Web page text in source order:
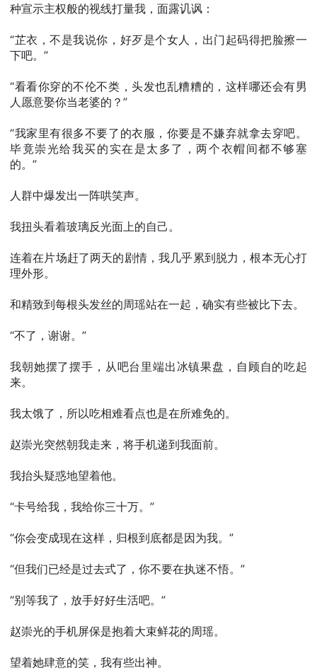
种宣示主权般的视线打量我，面露讥讽：
“芷衣，不是我说你，好歹是个女人，出门起码得把脸擦一
下吧。”
“看看你穿的不伦不类，头发也乱糟糟的，这样哪还会有男
人愿意娶你当老婆的？”
“我家里有很多不要了的衣服，你要是不嫌弃就拿去穿吧。
毕竟崇光给我买的实在是太多了，两个衣帽间都不够塞
的。”
人群中爆发出一阵哄笑声。
我扭头看着玻璃反光面上的自己。
连着在片场赶了两天的剧情，我几乎累到脱力，根本无心打
理外形。
和精致到每根头发丝的周瑶站在一起，确实有些被比下去。
“不了，谢谢。”
我朝她摆了摆手，从吧台里端出冰镇果盘，自顾自的吃起
来。
我太饿了，所以吃相难看点也是在所难免的。
赵崇光突然朝我走来，将手机递到我面前。
我抬头疑惑地望着他。
“卡号给我，我给你三十万。”
“你会变成现在这样，归根到底都是因为我。”
“但我们已经是过去式了，你不要在执迷不悟。”
“别等我了，放手好好生活吧。”
赵崇光的手机屏保是抱着大束鲜花的周瑶。
望着她肆意的笑，我有些出神。